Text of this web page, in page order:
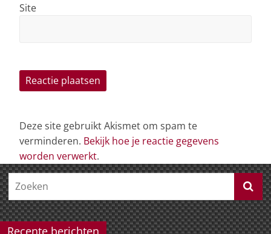
Site
Deze site gebruikt Akismet om spam te
verminderen. Bekijk hoe je reactie gegevens
worden verwerkt.
Recente berichten